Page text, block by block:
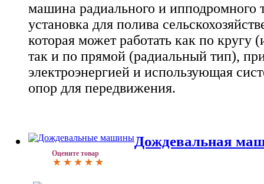
машина радиального и ипподромного
установка для полива
которая может работать как по
так и по прямой (радиальный тип),
электроэнергией и использующая
опор для передвижения.
Оцените товар
Дождевальная